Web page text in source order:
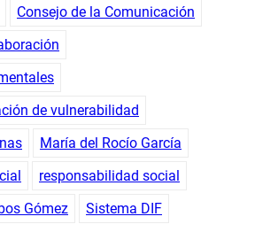
Consejo de la Comunicación
de vulnerabilidad
María del Rocío García
responsabilidad social
Gómez
Sistema DIF